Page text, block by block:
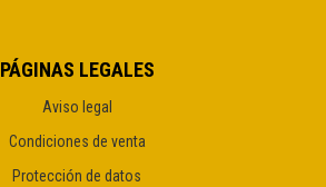
PÁGINAS LEGALES
Aviso legal
Condiciones de venta
Protección de datos